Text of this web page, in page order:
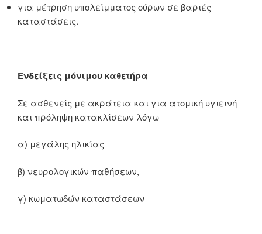
για μέτρηση υπολείμματος ούρων σε βαριές
καταστάσεις.
Ενδείξεις μόνιμου καθετήρα
Σε ασθενείς με ακράτεια και για ατομική υγιεινή
και πρόληψη κατακλίσεων λόγω
α) μεγάλης ηλικίας
β) νευρολογικών παθήσεων,
γ) κωματωδών καταστάσεων